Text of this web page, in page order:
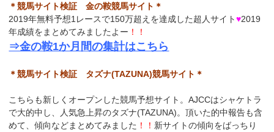
＊競馬サイト検証 金の鞍競馬サイト＊
2019年無料予想1レースで150万超えを達成した超人サイト♥2019
年成績をまとめてみましたよー ！！
⇒金の鞍1か月間の集計はこちら
＊競馬サイト検証 タズナ(TAZUNA)競馬サイト＊
こちらも新しくオープンした競馬予想サイト。AJCCはシャケトラ
で大的中し、人気急上昇のタズナ(TAZUNA)。頂いた的中報告も含
めて、傾向などまとめてみました ！！ 新サイトの傾向をばっちり